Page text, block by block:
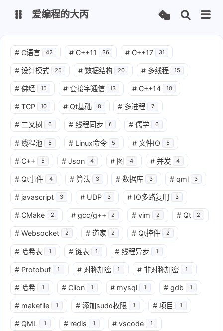
英文版 中文版
大丙课堂 微信公众号
QQ交流群 微信
留言板 码云
了凡四训 俞静公遇灶神记
心经 金刚经
地藏经 道德经
爱编程的大丙
# C语言 42 # C++11 36 # C++17 31
# 设计模式 25 # 数据结构 20 # 多线程 15
# 佛经 15 # 套接字通信 13 # C++14 10
# TCP 10 # Qt基础 8 # 多进程 7
# 二叉树 6 # 线程同步 6 # 儒学 6
# 线程池 5 # Linux命令 5 # 文件IO 5
# C++ 5 # Json 4 # 图 4 # 并发 4
# Qt事件 4 # 算法 3 # 数据库 3 # qml 3
# javascript 3 # UDP 3 # IO多路复用 3
# CMake 2 # gcc/g++ 2 # vim 2 # Qt 2
# Websocket 2 # 道家 2 # Qt控件 2
# 哈希表 1 # 链表 1 # 线程异步 1
# Protobuf 1 # 对称加密 1 # 非对称加密 1
# 哈希 1 # Clion 1 # mysql 1 # gdb 1
# makefile 1 # 添加sudo权限 1 # 项目 1
# QML 1 # redis 1 # vscode 1